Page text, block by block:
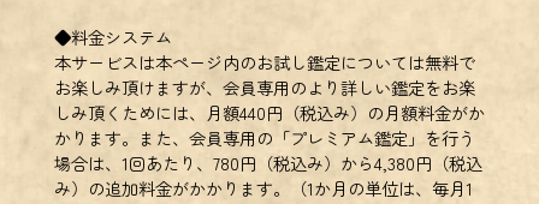
◆料金システム
本サービスは本ページ内のお試し鑑定については無料で
お楽しみ頂けますが、会員専用のより詳しい鑑定をお楽
しみ頂くためには、月額440円（税込み）の月額料金がか
かります。また、会員専用の「プレミアム鑑定」を行う
場合は、1回あたり、780円（税込み）から4,380円（税込
み）の追加料金がかかります。（1か月の単位は、毎月1